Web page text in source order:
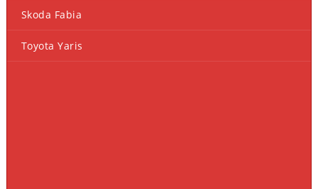
Skoda Fabia
Toyota Yaris